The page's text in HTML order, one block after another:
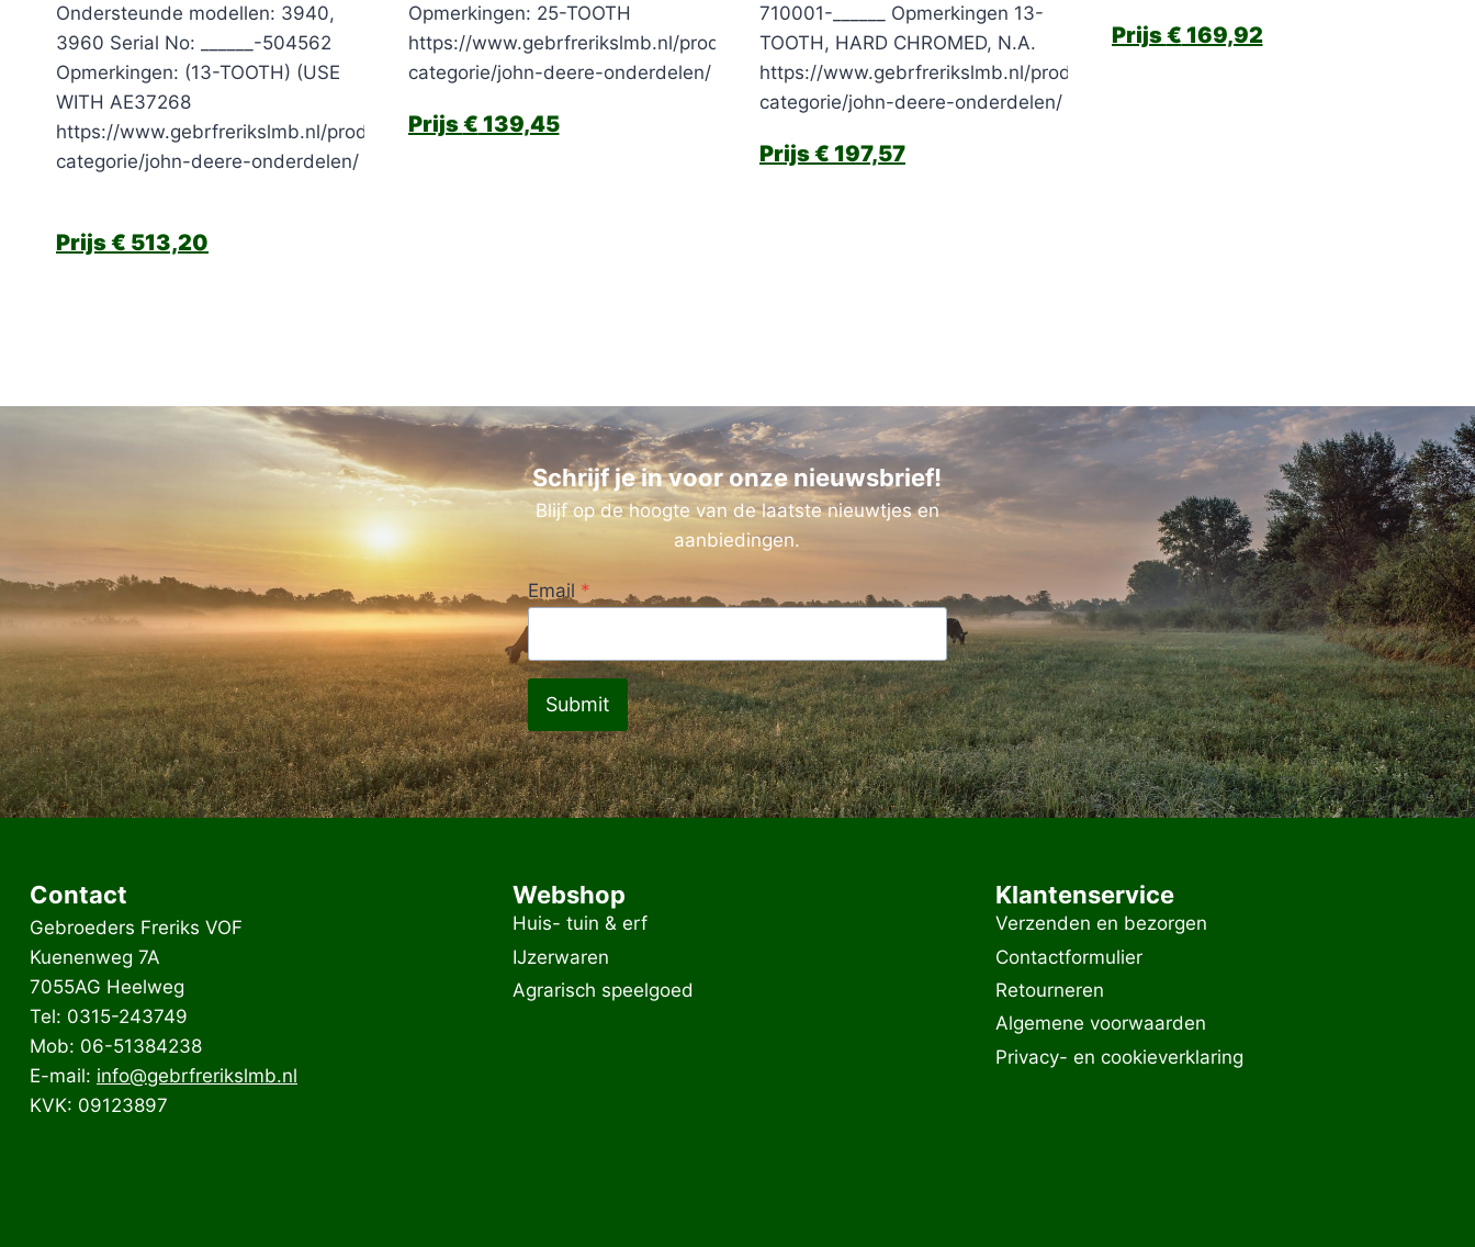
Ondersteunde modellen: 3940,
3960 Serial No: ______-504562
Opmerkingen: (13-TOOTH) (USE
WITH AE37268
https://www.gebrfrerikslmb.nl/product-
categorie/john-deere-onderdelen/
€ 513,20
Opmerkingen: 25-TOOTH
https://www.gebrfrerikslmb.nl/product-
categorie/john-deere-onderdelen/
€ 139,45
710001-______ Opmerkingen 13-
TOOTH, HARD CHROMED, N.A.
https://www.gebrfrerikslmb.nl/product-
categorie/john-deere-onderdelen/
€ 197,57
€ 169,92
Schrijf je in voor onze nieuwsbrief!
Blijf op de hoogte van de laatste nieuwtjes en
aanbiedingen.
Email *
Submit
Contact
Gebroeders Freriks VOF
Kuenenweg 7A
7055AG Heelweg
Tel: 0315-243749
Mob: 06-51384238
E-mail: info@gebrfrerikslmb.nl
KVK: 09123897
Webshop
Huis- tuin & erf
IJzerwaren
Agrarisch speelgoed
Klantenservice
Verzenden en bezorgen
Contactformulier
Retourneren
Algemene voorwaarden
Privacy- en cookieverklaring